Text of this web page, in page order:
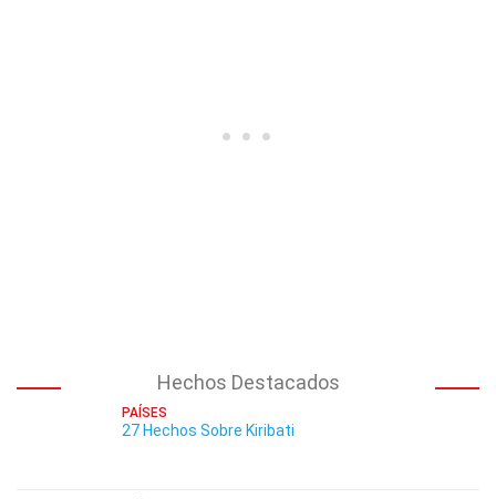
Hechos Destacados
PAÍSES
27 Hechos Sobre Kiribati